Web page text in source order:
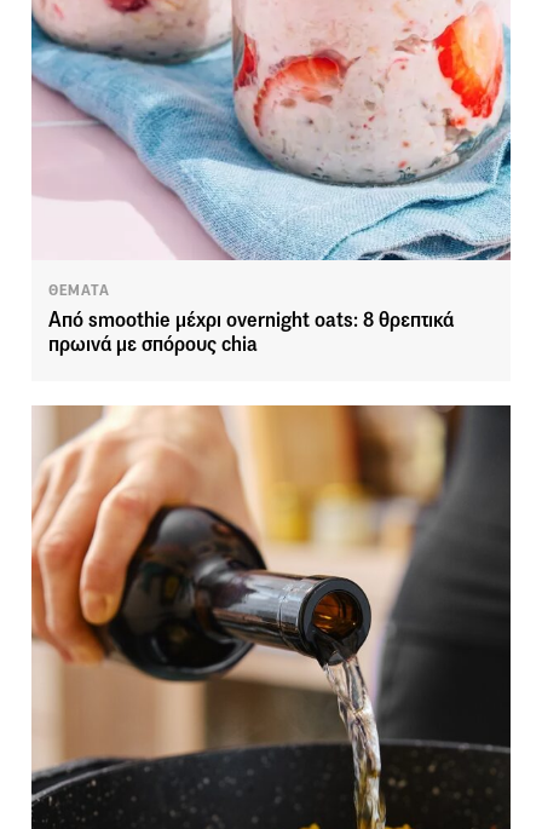
ΘΕΜΑΤΑ
Από smoothie μέχρι overnight oats: 8 θρεπτικά
πρωινά με σπόρους chia